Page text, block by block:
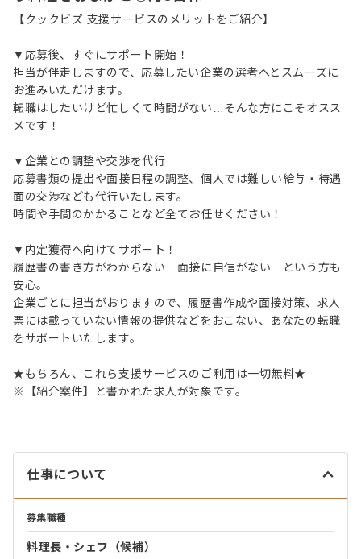
【クックビズ 支援サービスのメリットをご紹介】
▼応募後、すぐにサポート開始！
担当が伴走しますので、応募したい企業の選考へとスムーズに
お進みいただけます。
転職はしたいけど忙しくて時間がない…そんな方にこそオスス
メです！
▼企業との調整や交渉を代行
応募書類の提出や面接日程の調整、個人では難しい給与・待遇
面の交渉なども代行いたします。
時間や手間のかかることなど全てお任せください！
▼内定獲得へ向けてサポート！
履歴書の書き方がわからない…面接に自信がない…という方も
安心。
企業ごとに担当がおりますので、履歴書作成や面接対策、求人
票には載っていない情報の提供などをおこない、あなたの転職
をサポートいたします。
★もちろん、これら支援サービスのご利用は一切無料★
※【紹介案件】と書かれた求人が対象です。
仕事について
募集職種
料理長・シェフ（候補）